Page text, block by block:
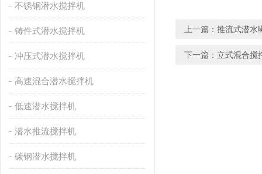
不锈钢潜水搅拌机
铸件式潜水搅拌机
冲压式潜水搅拌机
高速混合潜水搅拌机
低速潜水搅拌机
潜水推流搅拌机
碳钢潜水搅拌机
上一篇： 推流式潜水
下一篇： 立式混合搅